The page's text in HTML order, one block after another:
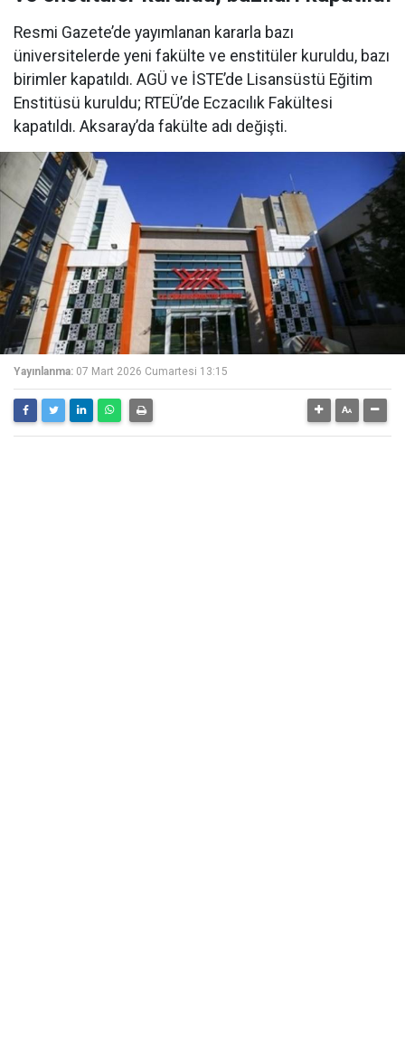
Resmi Gazete’de yayımlanan kararla bazı
üniversitelerde yeni fakülte ve enstitüler kuruldu, bazı
birimler kapatıldı. AGÜ ve İSTE’de Lisansüstü Eğitim
Enstitüsü kuruldu; RTEÜ’de Eczacılık Fakültesi
kapatıldı. Aksaray’da fakülte adı değişti.
Yayınlanma: 07 Mart 2026 Cumartesi 13:15